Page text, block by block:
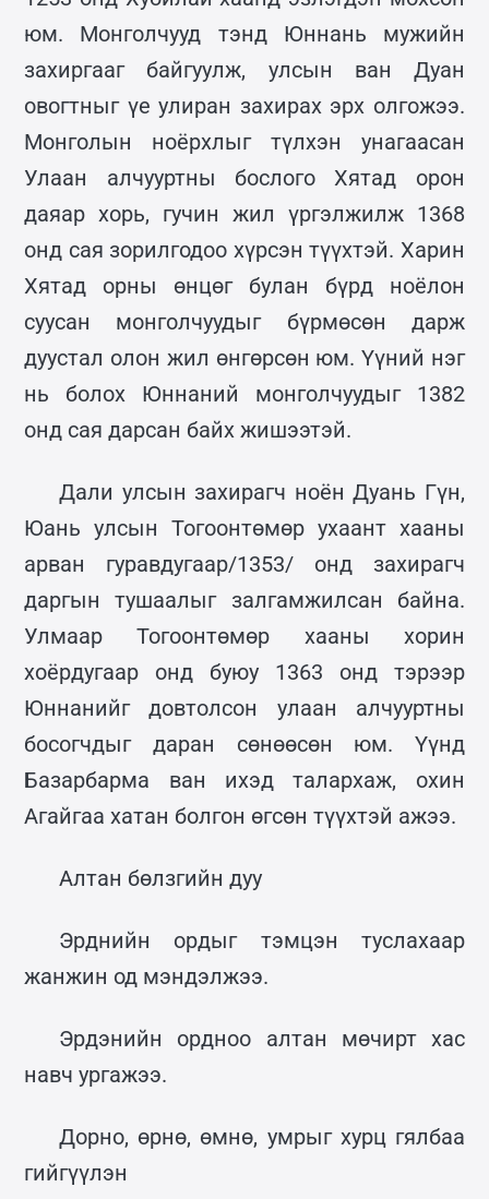
юм. Монголчууд тэнд Юннань мужийн
захиргааг байгуулж, улсын ван Дуан
овогтныг үе улиран захирах эрх олгожээ.
Монголын ноёрхлыг түлхэн унагаасан
Улаан алчууртны бослого Хятад орон
даяар хорь, гучин жил үргэлжилж 1368
онд сая зорилгодоо хүрсэн түүхтэй. Харин
Хятад орны өнцөг булан бүрд ноёлон
суусан монголчуудыг бүрмөсөн дарж
дуустал олон жил өнгөрсөн юм. Үүний нэг
нь болох Юннаний монголчуудыг 1382
онд сая дарсан байх жишээтэй.
Дали улсын захирагч ноён Дуань Гүн,
Юань улсын Тогоонтөмөр ухаант хааны
арван гуравдугаар/1353/ онд захирагч
даргын тушаалыг залгамжилсан байна.
Улмаар Тогоонтөмөр хааны хорин
хоёрдугаар онд буюу 1363 онд тэрээр
Юннанийг довтолсон улаан алчууртны
босогчдыг даран сөнөөсөн юм. Үүнд
Базарбарма ван ихэд талархаж, охин
Агайгаа хатан болгон өгсөн түүхтэй ажээ.
Алтан бөлзгийн дуу
Эрднийн ордыг тэмцэн туслахаар
жанжин од мэндэлжээ.
Эрдэнийн ордноо алтан мөчирт хас
навч ургажээ.
Дорно, өрнө, өмнө, умрыг хурц гялбаа
гийгүүлэн